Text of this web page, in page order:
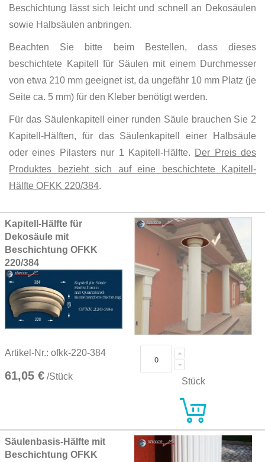
Beschichtung lässt sich leicht und schnell an Dekosäulen
sowie Halbsäulen anbringen.
Beachten Sie bitte beim Bestellen, dass dieses
beschichtete Kapitell für Säulen mit einem Durchmesser
von etwa 210 mm geeignet ist, da ungefähr 10 mm Platz (je
Seite ca. 5 mm) für den Kleber benötigt werden.
Für das Säulenkapitell einer runden Säule brauchen Sie 2
Kapitell-Hälften, für das Säulenkapitell einer Halbsäule
oder eines Pilasters nur 1 Kapitell-Hälfte. Der Preis des
Produktes bezieht sich auf eine beschichtete Kapitell-
Hälfte OFKK 220/384.
Grouped
product
items
Kapitell-Hälfte für
Dekosäule mit
Beschichtung OFKK
220/384
Artikel-Nr.: ofkk-220-384
61,05 € /Stück Stück
Säulenbasis-Hälfte mit
Beschichtung OFKK